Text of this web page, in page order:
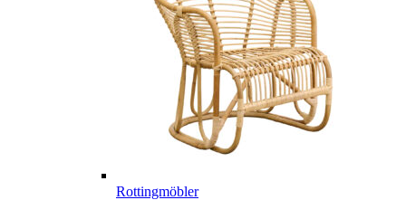
Rottingmöbler